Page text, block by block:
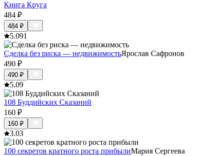
Книга Круга
484 ₽
484 ₽
5.091
Сделка без риска — недвижимостьЯрослав Сафронов
490 ₽
490 ₽
5.09
108 Буддийских Сказаний
160 ₽
160 ₽
3.03
100 секретов кратного роста прибылиМария Сергеева